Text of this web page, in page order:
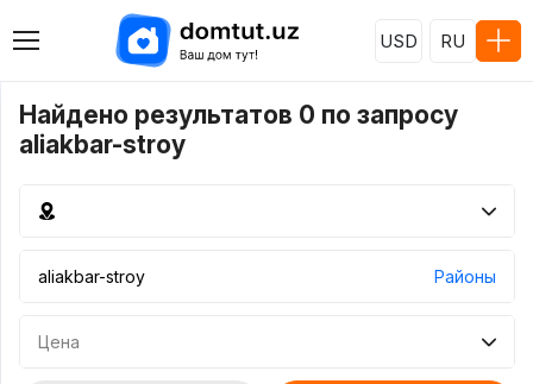
USD RU
Найдено результатов 0 по запросу
aliakbar-stroy
Районы
Цена